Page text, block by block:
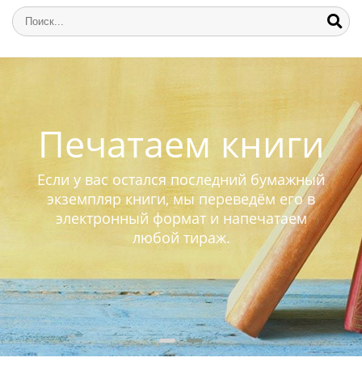
Печатаем книги
Если у вас остался последний бумажный
экземпляр книги, мы переведём его в
электронный формат и напечатаем
любой тираж.